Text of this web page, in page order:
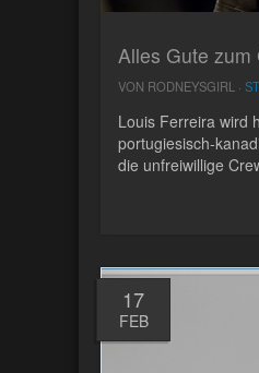
Alles Gute zum
VON RODNEYSGIRL ·
Louis Ferreira wird
portugiesisch-
die unfreiwillige
17
FEB